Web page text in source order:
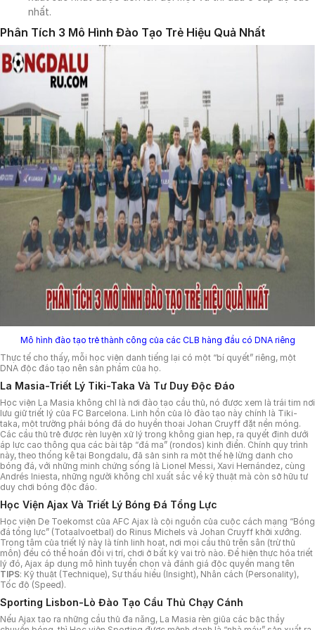
nhất.
Phân Tích 3 Mô Hình Đào Tạo Trẻ Hiệu Quả Nhất
Mô hình đào tạo trẻ thành công của các CLB hàng đầu có DNA riêng
Thực tế cho thấy, mỗi học viện danh tiếng lại có một “bí quyết” riêng, một
DNA độc đáo tạo nên sản phẩm của họ.
La Masia-Triết Lý Tiki-Taka Và Tư Duy Độc Đáo
Học viện La Masia không chỉ là nơi đào tạo cầu thủ, nó được xem là trái tim nơi
lưu giữ triết lý của FC Barcelona. Linh hồn của lò đào tạo này chính là Tiki-
taka, một trường phái bóng đá do huyền thoại Johan Cruyff đặt nền móng.
Các cầu thủ trẻ được rèn luyện xử lý trong không gian hẹp, ra quyết định dưới
áp lực cao thông qua các bài tập “đá ma” (rondos) kinh điển. Chính quy trình
này, theo thống kê tại Bongdalu, đã sản sinh ra một thế hệ lừng danh cho
bóng đá, với những minh chứng sống là Lionel Messi, Xavi Hernández, cùng
Andrés Iniesta, những người không chỉ xuất sắc về kỹ thuật mà còn sở hữu tư
duy chơi bóng độc đáo.
Học Viện Ajax Và Triết Lý Bóng Đá Tổng Lực
Học viện De Toekomst của AFC Ajax là cội nguồn của cuộc cách mạng “Bóng
đá tổng lực” (Totaalvoetbal) do Rinus Michels và Johan Cruyff khởi xướng.
Trọng tâm của triết lý này là tính linh hoạt, nơi mọi cầu thủ trên sân (trừ thủ
môn) đều có thể hoán đổi vị trí, chơi ở bất kỳ vai trò nào. Để hiện thực hóa triết
lý đó, Ajax áp dụng mô hình tuyển chọn và đánh giá độc quyền mang tên
TIPS: Kỹ thuật (Technique), Sự thấu hiểu (Insight), Nhân cách (Personality),
Tốc độ (Speed).
Sporting Lisbon-Lò Đào Tạo Cầu Thủ Chạy Cánh
Nếu Ajax tạo ra những cầu thủ đa năng, La Masia rèn giũa các bậc thầy